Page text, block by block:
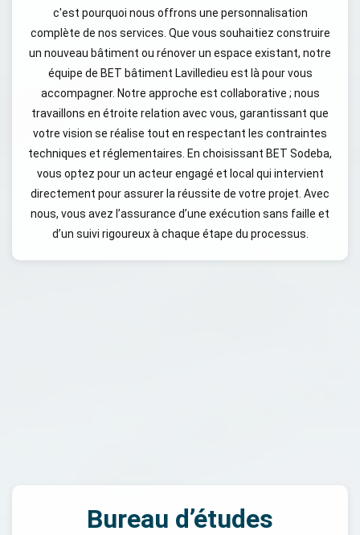
c'est pourquoi nous offrons une personnalisation
complète de nos services. Que vous souhaitiez construire
un nouveau bâtiment ou rénover un espace existant, notre
équipe de BET bâtiment Lavilledieu est là pour vous
accompagner. Notre approche est collaborative ; nous
travaillons en étroite relation avec vous, garantissant que
votre vision se réalise tout en respectant les contraintes
techniques et réglementaires. En choisissant BET Sodeba,
vous optez pour un acteur engagé et local qui intervient
directement pour assurer la réussite de votre projet. Avec
nous, vous avez l’assurance d’une exécution sans faille et
d’un suivi rigoureux à chaque étape du processus.
Bureau d’études